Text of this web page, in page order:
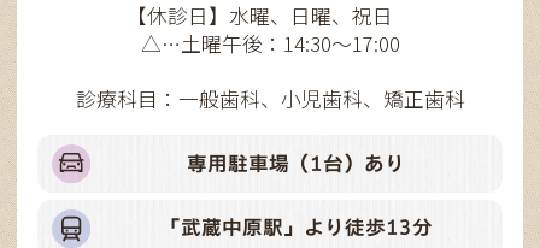
【休診日】水曜、日曜、祝日
△…土曜午後：14:30～17:00
診療科目：一般歯科、小児歯科、矯正歯科
専用駐車場（1台）あり
「武蔵中原駅」より徒歩13分